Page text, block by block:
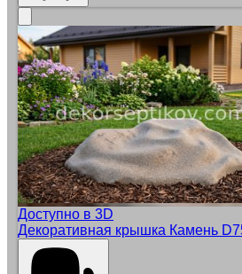
Доступно в 3D
Декоративная крышка Камень